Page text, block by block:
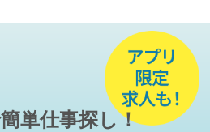
単仕事探し！